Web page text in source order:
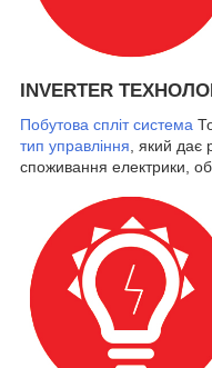
INVERTER
Побутова спліт система
тип управління, який дає
споживання електрики,